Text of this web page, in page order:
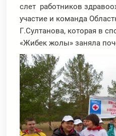
слет работников
участие и команда
Г.Султанова, которая в
«Жибек жолы» заняла